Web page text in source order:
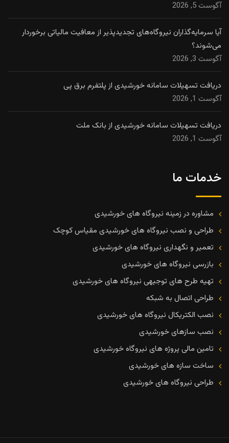
آگوست 5, 2026
آیا سرمایه‌گذاران نیروگاه‌های تجدیدپذیر از معافیت مالیاتی برخوردار
می‌شوند؟
آگوست 3, 2026
دریافت تسهیلات سامانه خورشیدی از پلتفرم برق پی
آگوست 1, 2026
دریافت تسهیلات سامانه خورشیدی از بانک ملت
آگوست 1, 2026
خدمات ما
مشاوره در زمینه نیروگاه های خورشیدی
طراحی و نصب نیروگاه های خورشیدی مقیاس کوچک
تعمیر و نگهداری نیروگاه های خورشیدی
بازرسی نیروگاه های خورشیدی
تهیه طرح های توجیهی نیروگاه های خورشیدی
طراحی اتصال به شبکه
نصب الکتریکال نیروگاه های خورشیدی
نصب سازهای خورشیدی
تامین مالی پروژه های نیروگاه خورشیدی
ساخت سازه های خورشیدی
طراحی نیروگاه های خورشیدی